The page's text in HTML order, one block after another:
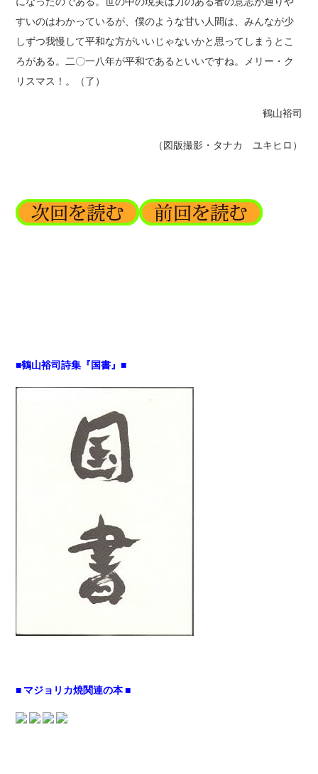
すいのはわかっているが、僕のような甘い人間は、みんなが少
しずつ我慢して平和な方がいいじゃないかと思ってしまうとこ
ろがある。二〇一八年が平和であるといいですね。メリー・ク
リスマス！。（了）
鶴山裕司
（図版撮影・タナカ ユキヒロ）
■鶴山裕司詩集『国書』■
■ マジョリカ焼関連の本 ■